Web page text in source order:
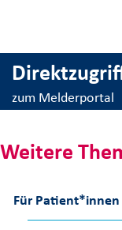
zum Melderportal
Weitere
Für Patient*innen